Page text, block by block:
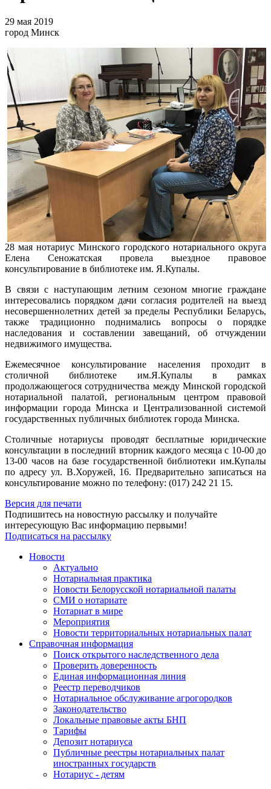
29 мая 2019
город Минск
28 мая нотариус Минского городского нотариального округа
Елена Сеножатская провела выездное правовое
консультирование в библиотеке им. Я.Купалы.
В связи с наступающим летним сезоном многие граждане
интересовались порядком дачи согласия родителей на выезд
несовершеннолетних детей за пределы Республики Беларусь,
также традиционно поднимались вопросы о порядке
наследования и составлении завещаний, об отчуждении
недвижимого имущества.
Ежемесячное консультирование населения проходит в
столичной библиотеке им.Я.Купалы в рамках
продолжающегося сотрудничества между Минской городской
нотариальной палатой, региональным центром правовой
информации города Минска и Централизованной системой
государственных публичных библиотек города Минска.
Столичные нотариусы проводят бесплатные юридические
консультации в последний вторник каждого месяца с 10-00 до
13-00 часов на базе государственной библиотеки им.Купалы
по адресу ул. В.Хоружей, 16. Предварительно записаться на
консультирование можно по телефону: (017) 242 21 15.
Версия для печати
Подпишитесь на новостную рассылку и получайте
интересующую Вас информацию первыми!
Подписаться на рассылку
Новости
Актуально
Нотариальная практика
Новости Белорусской нотариальной палаты
СМИ о нотариате
Нотариат в мире
Мероприятия
Новости территориальных нотариальных палат
Справочная информация
Поиск открытого наследственного дела
Проверить доверенность
Единая информационная линия
Реестр переводчиков
Нотариальное обслуживание агрогородков
Законодательство
Локальные правовые акты БНП
Тарифы
Депозит нотариуса
Публичные реестры нотариальных палат
иностранных государств
Нотариус - детям